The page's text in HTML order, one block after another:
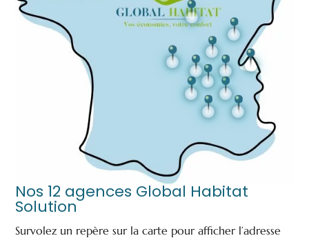
Nos 12 agences Global Habitat
Solution
Survolez un repère sur la carte pour afficher l’adresse